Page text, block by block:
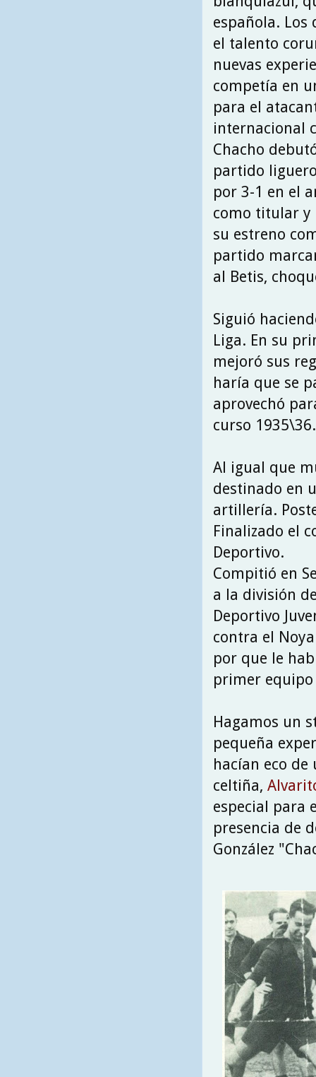
española.
el talento
nuevas
competía en
para el
internacional
Chacho
partido
por 3-1 en el
como titular y
su estreno
partido
al Betis,
Siguió
Liga. En su
mejoró sus
haría que se
aprovechó
curso 1935\36.
Al igual que
destinado en
artillería.
Finalizado el
Deportivo.
Compitió en
a la división
Deportivo
contra el
por que le
primer equipo
Hagamos un
pequeña
hacían eco
celtiña,
especial para
presencia de
González